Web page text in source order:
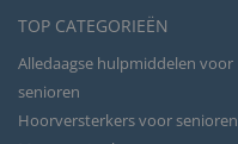
TOP CATEGORIEËN
Alledaagse hulpmiddelen voor
senioren
Hoorversterkers voor senioren